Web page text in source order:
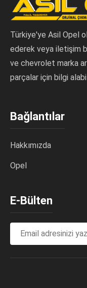
Türkiye'ye Asil Opel
ederek veya iletişim
ve chevrolet marka
parçalar için bilgi
Bağlantılar
Hakkımızda
Opel
E-Bülten